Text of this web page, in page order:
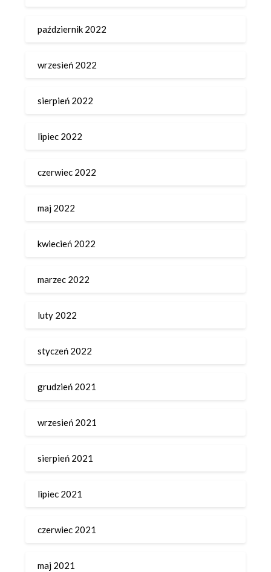
październik 2022
wrzesień 2022
sierpień 2022
lipiec 2022
czerwiec 2022
maj 2022
kwiecień 2022
marzec 2022
luty 2022
styczeń 2022
grudzień 2021
wrzesień 2021
sierpień 2021
lipiec 2021
czerwiec 2021
maj 2021